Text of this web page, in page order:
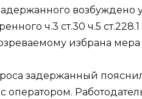
возбуждено
ч.3 ст.30 ч.5
избрана
задержанный
оператором.